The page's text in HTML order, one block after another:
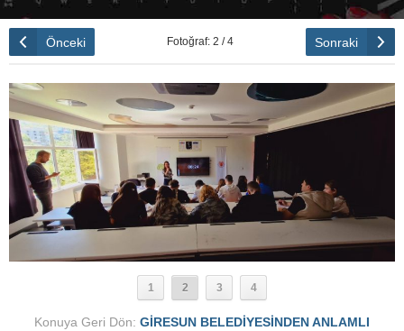
Önceki Fotoğraf: 2 / 4 Sonraki
1 2 3 4
Konuya Geri Dön: GİRESUN BELEDİYESİNDEN ANLAMLI